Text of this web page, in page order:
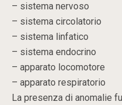
– sistema nervoso
– sistema circolatorio
– sistema linfatico
– sistema endocrino
– apparato locomotore
– apparato respiratorio
La presenza di anomalie